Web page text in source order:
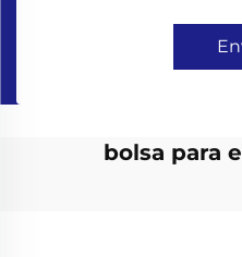
bolsa para